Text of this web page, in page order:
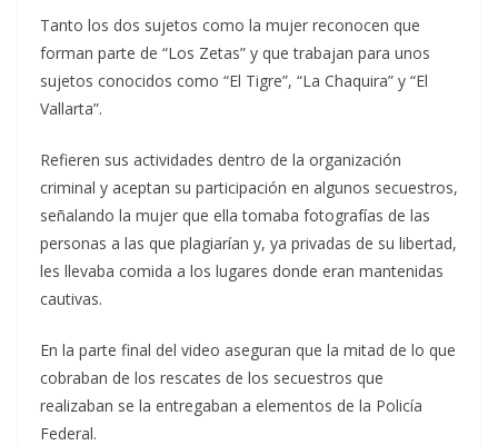
Tanto los dos sujetos como la mujer reconocen que
forman parte de “Los Zetas” y que trabajan para unos
sujetos conocidos como “El Tigre”, “La Chaquira” y “El
Vallarta”.
Refieren sus actividades dentro de la organización
criminal y aceptan su participación en algunos secuestros,
señalando la mujer que ella tomaba fotografías de las
personas a las que plagiarían y, ya privadas de su libertad,
les llevaba comida a los lugares donde eran mantenidas
cautivas.
En la parte final del video aseguran que la mitad de lo que
cobraban de los rescates de los secuestros que
realizaban se la entregaban a elementos de la Policía
Federal.